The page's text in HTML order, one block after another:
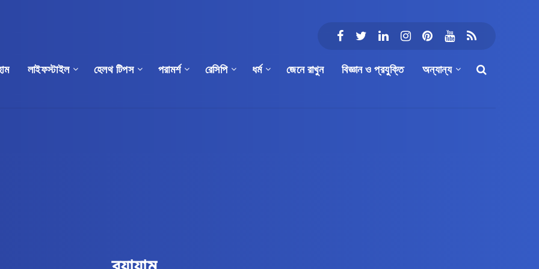
লাইফস্টাইল হেলথ টিপস পরামর্শ রেসিপি ধর্ম জেনে রাখুন বিজ্ঞান ও প্রযুক্তি অন্যান্য